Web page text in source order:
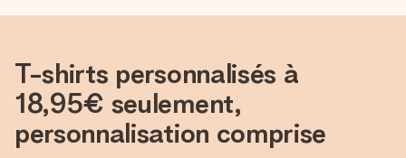
T-shirts personnalisés à
18,95€ seulement,
personnalisation comprise